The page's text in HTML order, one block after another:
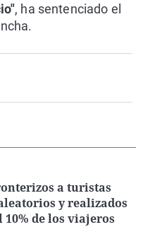
, ha sentenciado el
a turistas
y realizados
de los viajeros